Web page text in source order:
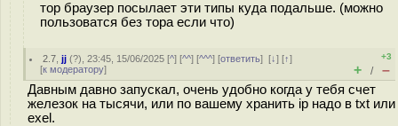
тор браузер посылает эти типы куда подальше. (можно
пользоватся без тора если что)
2.7 ,jj (?), 23:45, 15/06/2025 [^] [^^] [^^^] [ответить][↓] [↑]
[к модератору]
+3
+ / –
Давным давно запускал, очень удобно когда у тебя счет
железок на тысячи, или по вашему хранить ip надо в txt или
exel.